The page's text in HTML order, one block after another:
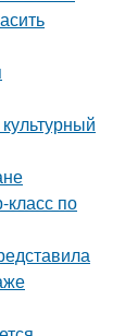
класс по